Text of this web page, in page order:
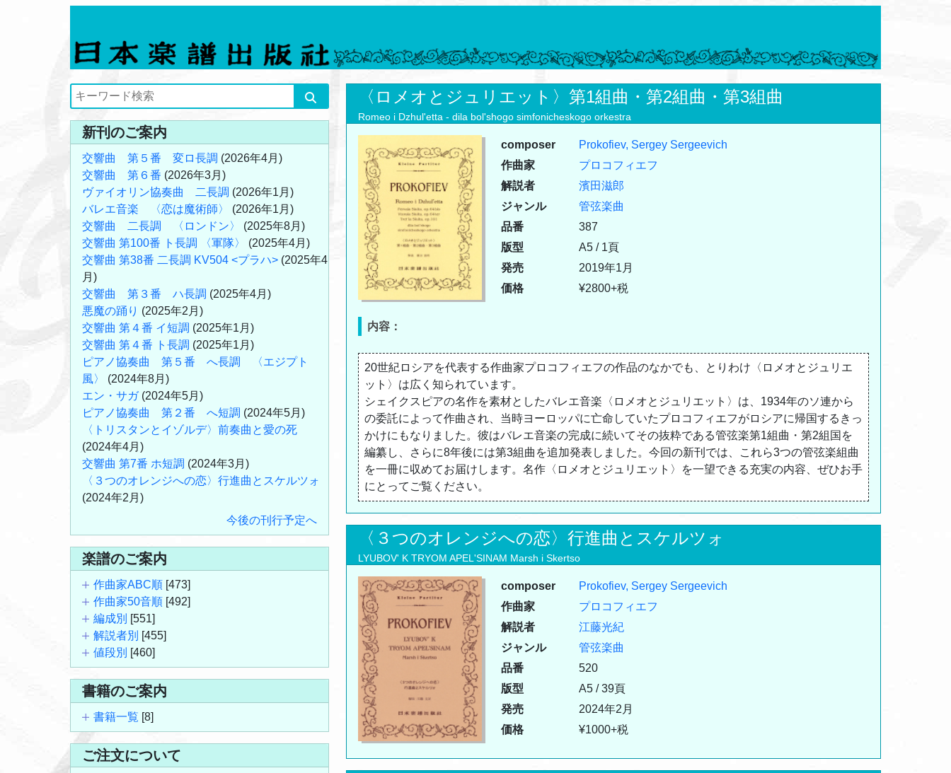
新刊のご案内
交響曲 第５番 変ロ長調 (2026年4月)
交響曲 第６番 (2026年3月)
ヴァイオリン協奏曲 二長調 (2026年1月)
バレエ音楽 〈恋は魔術師〉
(2026年1月)
交響曲 二長調 〈ロンドン〉
(2025年8月)
交響曲 第100番 ト長調 〈軍隊〉
(2025年4月)
交響曲 第38番 二長調 KV504 <プラハ> (2025年4
月)
交響曲 第３番 ハ長調 (2025年4月)
悪魔の踊り (2025年2月)
交響曲 第４番 イ短調 (2025年1月)
交響曲 第４番 ト長調 (2025年1月)
ピアノ協奏曲 第５番 へ長調 〈エジプト
風〉
(2024年8月)
エン・サガ(2024年5月)
ピアノ協奏曲 第２番 へ短調 (2024年5月)
〈トリスタンとイゾルデ〉前奏曲と愛の死
(2024年4月)
交響曲 第7番 ホ短調 (2024年3月)
〈３つのオレンジへの恋〉行進曲とスケルツォ
(2024年2月)
今後の刊行予定へ
楽譜のご案内
作曲家ABC順 [473]
作曲家50音順 [492]
編成別
[551]
解説者別
[455]
値段別
[460]
書籍のご案内
書籍一覧 [8]
ご注文について
〈ロメオとジュリエット〉第1組曲・第2組曲・第3組曲
Romeo i Dzhul'etta - dila bol'shogo simfonicheskogo orkestra
composer
Prokofiev, Sergey Sergeevich
作曲家
プロコフィエフ
解説者
濱田滋郎
ジャンル
管弦楽曲
品番
387
版型
A5 / 1頁
発売
2019年1月
価格
¥2800+税
内容：
20世紀ロシアを代表する作曲家プロコフィエフの作品のなかでも、とりわけ〈ロメオとジュリエ
ット〉は広く知られています。
シェイクスピアの名作を素材としたバレエ音楽〈ロメオとジュリエット〉は、1934年のソ連から
の委託によって作曲され、当時ヨーロッパに亡命していたプロコフィエフがロシアに帰国するきっ
かけにもなりました。彼はバレエ音楽の完成に続いてその抜粋である管弦楽第1組曲・第2組国を
編纂し、さらに8年後には第3組曲を追加発表しました。今回の新刊では、これら3つの管弦楽組曲
を一冊に収めてお届けします。名作〈ロメオとジュリエット〉を一望できる充実の内容、ぜひお手
にとってご覧ください。
〈３つのオレンジへの恋〉行進曲とスケルツォ
LYUBOV' K TRYOM APEL'SINAM Marsh i Skertso
composer
Prokofiev, Sergey Sergeevich
作曲家
プロコフィエフ
解説者
江藤光紀
ジャンル
管弦楽曲
品番
520
版型
A5 / 39頁
発売
2024年2月
価格
¥1000+税